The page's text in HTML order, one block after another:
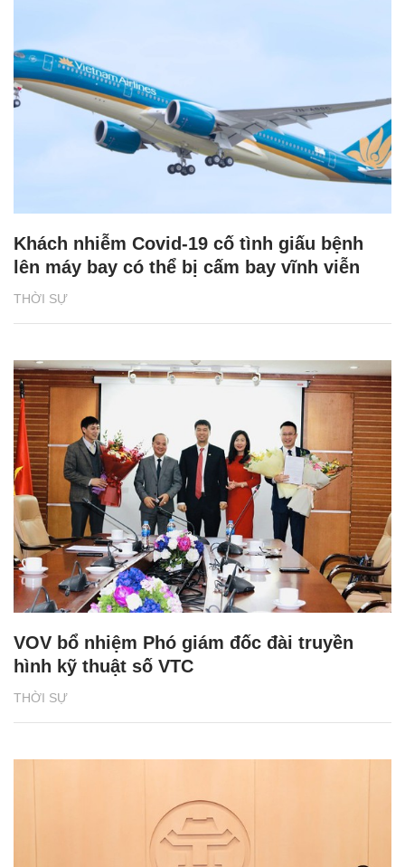
THỜI SỰ
Khách nhiễm Covid-19 cố tình giấu bệnh
lên máy bay có thể bị cấm bay vĩnh viễn
THỜI SỰ
VOV bổ nhiệm Phó giám đốc đài truyền
hình kỹ thuật số VTC